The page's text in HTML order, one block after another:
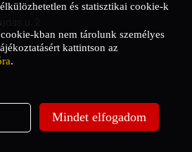
u. 2.
és statisztikai cookie-k
kban nem tárolunk személyes
kattintson az
.
Mindet elfogadom